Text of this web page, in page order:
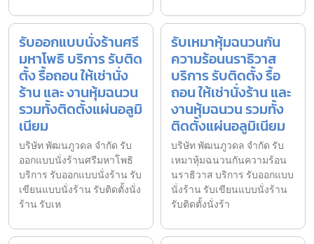
รับออกแบบนั่งร้านศรี
มหาโพธิ บริการ รับติด
ตั้ง รื้อถอน ให้เช่านั่ง
ร้าน และ งานหุ้มฉนวน
รวมทั้งติดตั้งแผ่นอลูมิ
เนียม
บริษัท พัฒนภูวดล จำกัด รับ
ออกแบบนั่งร้านศรีมหาโพธิ
บริการ รับออกแบบนั่งร้าน รับ
เขียนแบบนั่งร้าน รับติดตั้งนั่ง
ร้าน รับเห
รับเหมาหุ้มฉนวนกัน
ความร้อนนราธิวาส
บริการ รับติดตั้ง รื้อ
ถอน ให้เช่านั่งร้าน และ
งานหุ้มฉนวน รวมทั้ง
ติดตั้งแผ่นอลูมิเนียม
บริษัท พัฒนภูวดล จำกัด รับ
เหมาหุ้มฉนวนกันความร้อน
นราธิวาส บริการ รับออกแบบ
นั่งร้าน รับเขียนแบบนั่งร้าน
รับติดตั้งนั่งร้า